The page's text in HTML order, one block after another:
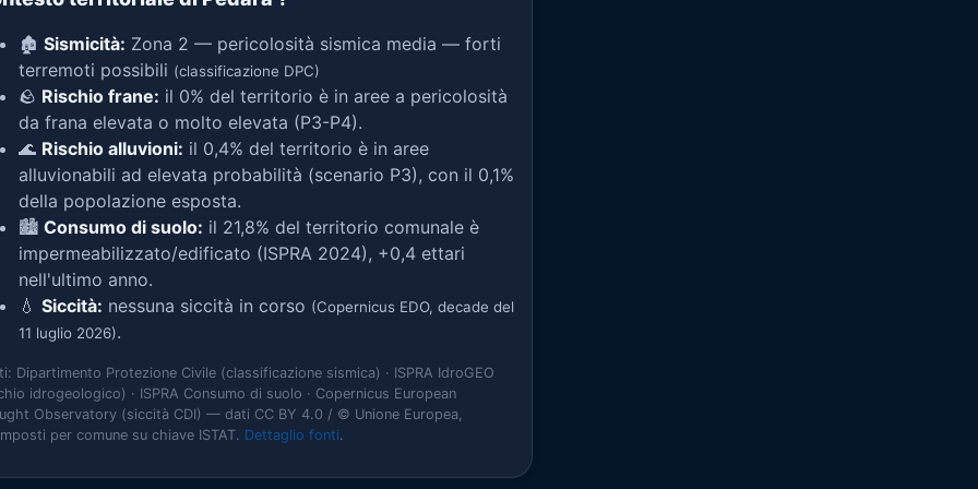
🏚️ Sismicità: Zona 2 — pericolosità sismica media — forti
terremoti possibili (classificazione DPC)
🪨 Rischio frane: il 0% del territorio è in aree a pericolosità
da frana elevata o molto elevata (P3-P4).
🌊 Rischio alluvioni: il 0,4% del territorio è in aree
alluvionabili ad elevata probabilità (scenario P3), con il 0,1%
della popolazione esposta.
🏙️ Consumo di suolo: il 21,8% del territorio comunale è
impermeabilizzato/edificato (ISPRA 2024), +0,4 ettari
nell'ultimo anno.
💧 Siccità: nessuna siccità in corso (Copernicus EDO, decade del
11 luglio 2026).
Dipartimento Protezione Civile (classificazione sismica) · ISPRA IdroGEO
idrogeologico) · ISPRA Consumo di suolo · Copernicus European
Observatory (siccità CDI) — dati CC BY 4.0 / © Unione Europea,
per comune su chiave ISTAT. Dettaglio fonti.